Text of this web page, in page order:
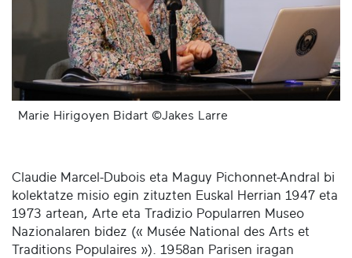
Marie Hirigoyen Bidart ©Jakes Larre
Claudie Marcel-Dubois eta Maguy Pichonnet-Andral bi
kolektatze misio egin zituzten Euskal Herrian 1947 eta
1973 artean, Arte eta Tradizio Popularren Museo
Nazionalaren bidez (« Musée National des Arts et
Traditions Populaires »). 1958an Parisen iragan